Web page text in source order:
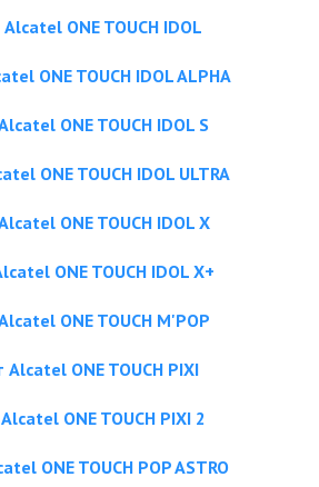
ONE TOUCH IDOL
ONE TOUCH IDOL ALPHA
ONE TOUCH IDOL S
ONE TOUCH IDOL ULTRA
ONE TOUCH IDOL X
ONE TOUCH IDOL X+
ONE TOUCH M'POP
ONE TOUCH PIXI
ONE TOUCH PIXI 2
ONE TOUCH POP ASTRO